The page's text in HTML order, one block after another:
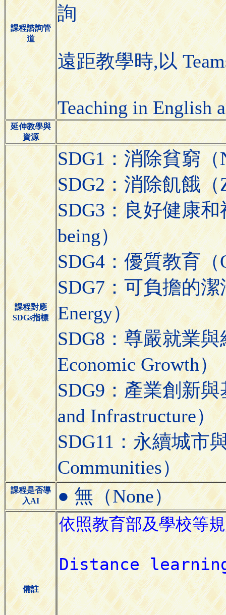
課程諮詢管
道
詢
遠距教學時,以
Teaching in English
延伸教學與
資源
課程對應
SDGs指標
SDG1：消除貧窮（
SDG2：消除飢餓（
SDG3：良好健康和
being）
SDG4：優質教育（
SDG7：可負擔的潔
Energy）
SDG8：尊嚴就業與
Economic Growth）
SDG9：產業創新
and Infrastructure）
SDG11：永續城市
Communities）
課程是否導
入AI
● 無（None）
備註